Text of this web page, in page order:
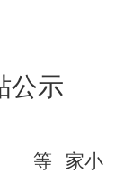
公示
等 家小